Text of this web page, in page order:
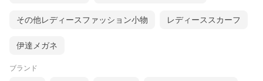
その他レディースファッション小物 レディーススカーフ
伊達メガネ
ブランド